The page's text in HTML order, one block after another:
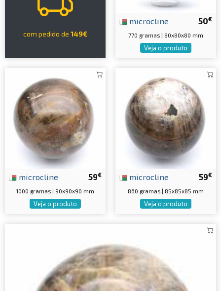
com pedido de 149€
50€
microcline
770 gramas | 80x80x80 mm
Veja o produto
59€
microcline
1000 gramas | 90x90x90 mm
Veja o produto
59€
microcline
860 gramas | 85x85x85 mm
Veja o produto